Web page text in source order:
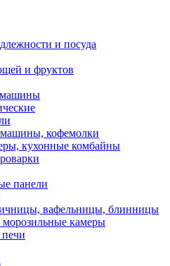
и посуда
и фруктов
машины
кофемолки
кухонные комбайны
панели
вафельницы, блинницы
камеры